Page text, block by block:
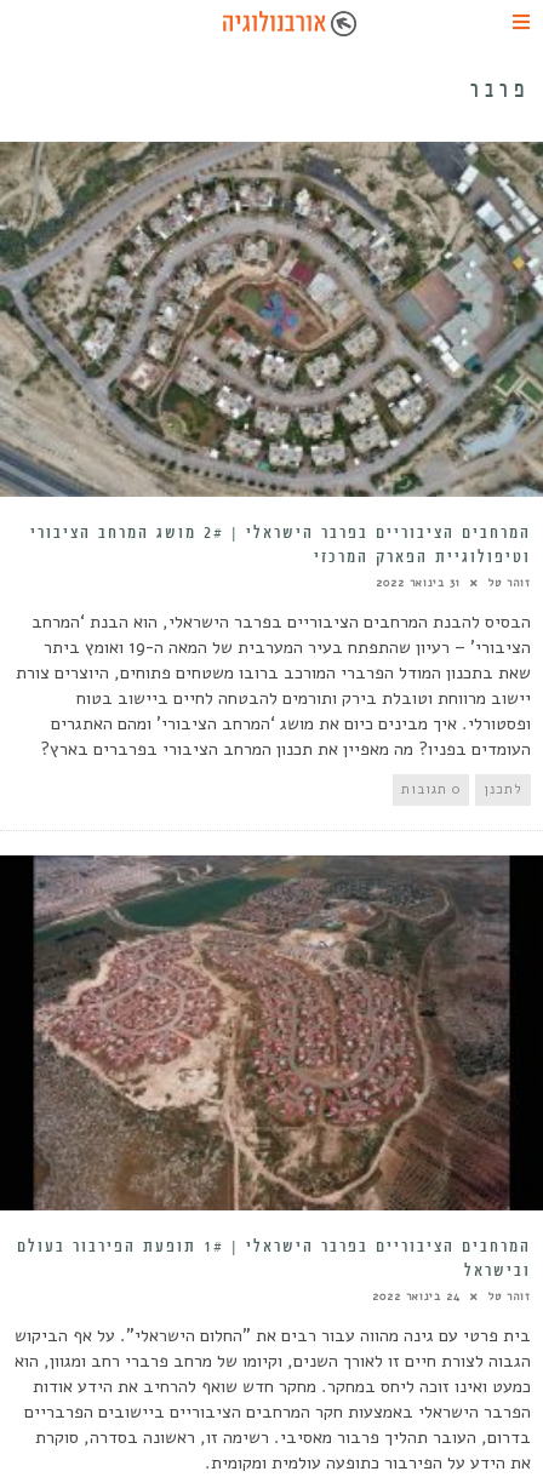
פרבר
המרחבים הציבוריים בפרבר הישראלי | 2# מושג המרחב הציבורי
וטיפולוגיית הפארק המרכזי
זוהר טל 31 בינואר 2022
הבסיס להבנת המרחבים הציבוריים בפרבר הישראלי, הוא הבנת ‘המרחב
הציבורי’ – רעיון שהתפתח בעיר המערבית של המאה ה-19 ואומץ ביתר
שאת בתכנון המודל הפרברי המורכב ברובו משטחים פתוחים, היוצרים צורת
יישוב מרווחת וטובלת בירק ותורמים להבטחה לחיים ביישוב בטוח
ופסטורלי. איך מבינים כיום את מושג ‘המרחב הציבורי’ ומהם האתגרים
העומדים בפניו? מה מאפיין את תכנון המרחב הציבורי בפרברים בארץ?
לתכנן 0 תגובות
המרחבים הציבוריים בפרבר הישראלי | 1# תופעת הפירבור בעולם
ובישראל
זוהר טל 24 בינואר 2022
בית פרטי עם גינה מהווה עבור רבים את "החלום הישראלי". על אף הביקוש
הגבוה לצורת חיים זו לאורך השנים, וקיומו של מרחב פרברי רחב ומגוון, הוא
כמעט ואינו זוכה ליחס במחקר. מחקר חדש שואף להרחיב את הידע אודות
הפרבר הישראלי באמצעות חקר המרחבים הציבוריים ביישובים הפרבריים
בדרום, העובר תהליך פרבור מאסיבי. רשימה זו, ראשונה בסדרה, סוקרת
את הידע על הפירבור כתופעה עולמית ומקומית.